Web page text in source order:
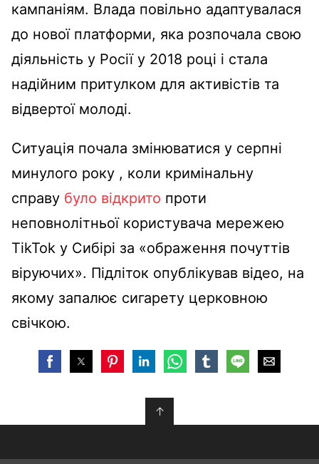
кампаніям. Влада повільно адаптувалася
до нової платформи, яка розпочала свою
діяльність у Росії у 2018 році і стала
надійним притулком для активістів та
відвертої молоді.
Ситуація почала змінюватися у серпні
минулого року , коли кримінальну
справу було відкрито проти
неповнолітньої користувача мережею
TikTok у Сибірі за «ображення почуттів
віруючих». Підліток опублікував відео, на
якому запалює сигарету церковною
свічкою.
↑